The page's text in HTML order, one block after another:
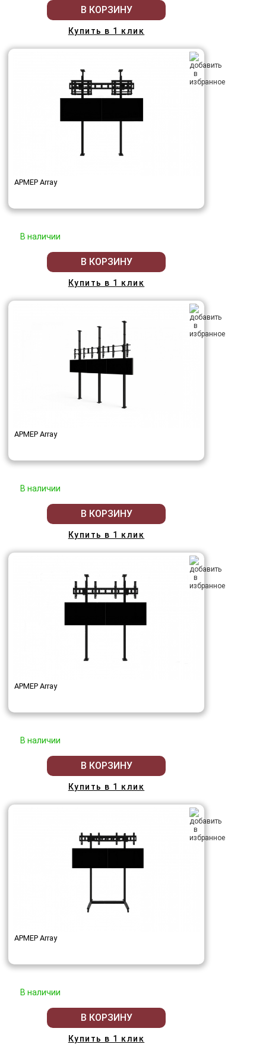
В КОРЗИНУ
Купить в 1 клик
АРМЕР Array
В наличии
В КОРЗИНУ
Купить в 1 клик
АРМЕР Array
В наличии
В КОРЗИНУ
Купить в 1 клик
АРМЕР Array
В наличии
В КОРЗИНУ
Купить в 1 клик
АРМЕР Array
В наличии
В КОРЗИНУ
Купить в 1 клик